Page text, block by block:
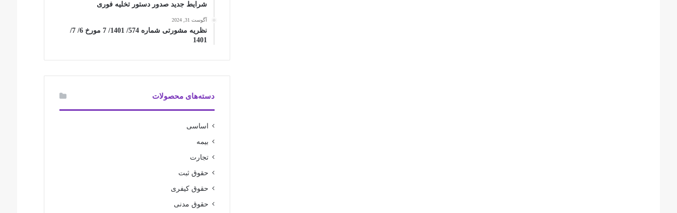
شرایط جدید صدور دستور تخلیه فوری
آگوست 31, 2024
نظریه مشورتی شماره 574/ 1401/ 7 مورخ 6/ 7/
1401
دسته‌های محصولات
اساسی
بیمه
تجارت
حقوق ثبت
حقوق کیفری
حقوق مدنی